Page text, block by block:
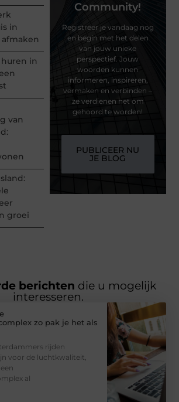
in
in
van
groei
Community!
Registreer je vandaag nog
en begin met het delen
van jouw unieke
perspectief. Jouw
woorden kunnen
informeren, inspireren,
vermaken en verbinden –
ze verdienen het om
gehoord te worden!
PUBLICEER NU
JE BLOG
berichten die u mogelijk
interesseren.
zo pak je het als
rijden
voor de luchtkwaliteit,
al